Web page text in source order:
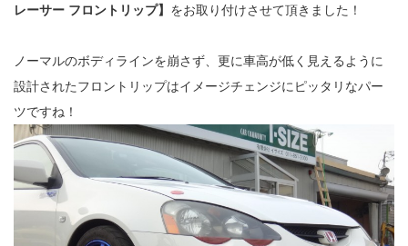
レーサー フロントリップ】 をお取り付けさせて頂きました！
ノーマルのボディラインを崩さず、更に車高が低く見えるように
設計されたフロントリップはイメージチェンジにピッタリなパー
ツですね！